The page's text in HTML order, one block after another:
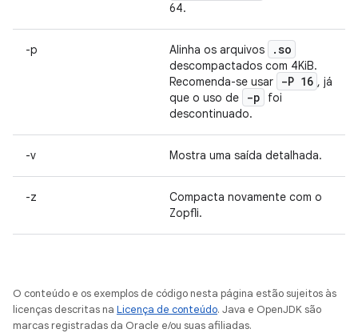
64.
-p Alinha os arquivos .so
descompactados com 4KiB.
Recomenda-se usar
-P 16 , já
que o uso de
-p
foi
descontinuado.
-v Mostra uma saída detalhada.
-z
Compacta novamente com o
Zopfli.
O conteúdo e os exemplos de código nesta página estão sujeitos às
licenças descritas na Licença de conteúdo. Java e OpenJDK são
marcas registradas da Oracle e/ou suas afiliadas.